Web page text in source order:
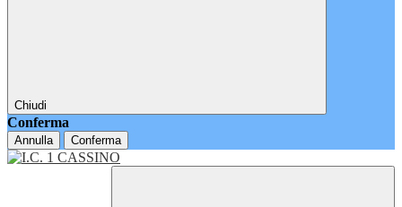
Chiudi
Conferma
Annulla Conferma